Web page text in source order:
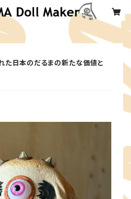
た日本のだるまの新たな価値と